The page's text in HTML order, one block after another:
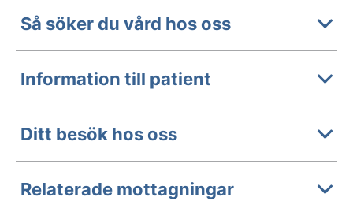
Så söker du vård hos oss
Information till patient
Ditt besök hos oss
Relaterade mottagningar